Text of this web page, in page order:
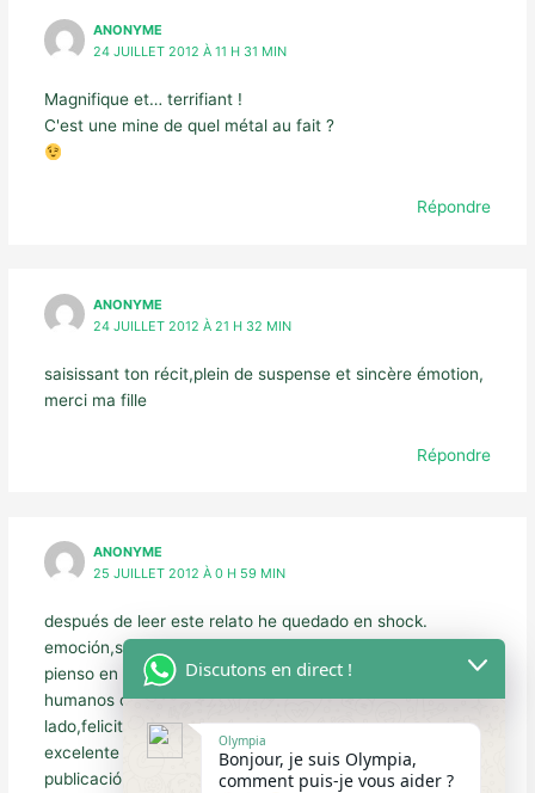
ANONYME
24 JUILLET 2012 À 11 H 31 MIN
Magnifique et… terrifiant !
C'est une mine de quel métal au fait ?
Répondre
ANONYME
24 JUILLET 2012 À 21 H 32 MIN
saisissant ton récit,plein de suspense et sincère émotion,
merci ma fille
Répondre
ANONYME
25 JUILLET 2012 À 0 H 59 MIN
después de leer este relato he quedado en shock.
emoción,suspenso,admiración,angustia,lágrimas…y
pienso en el mundo injusto que hemos creado los seres
humanos con nuestros propios congéneres.Por otro
lado,felicito a la relatora…la redacción de esta nota es
excelente en forma y en fondo,digna de la mejor
publicación.
Discutons en direct !
Olympia
Bonjour, je suis Olympia,
comment puis-je vous aider ?